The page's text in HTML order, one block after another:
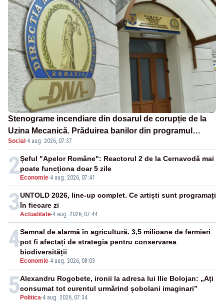
Stenograme incendiare din dosarul de corupție de la
Uzina Mecanică. Prăduirea banilor din programul
SAFE, interceptată de DNA
Social ·4 aug. 2026, 07:37
2 Economie-4 aug. 2026, 07:41
Șeful "Apelor Române": Reactorul 2 de la Cernavodă mai
poate funcționa doar 5 zile
3Actualitate-4 aug. 2026, 07:44
UNTOLD 2026, line-up complet. Ce artiști sunt programați
în fiecare zi
4
Economie-4 aug. 2026, 08:03
Semnal de alarmă în agricultură. 3,5 milioane de fermieri
pot fi afectați de strategia pentru conservarea
biodiversității
5 Politica-4 aug. 2026, 07:34
Alexandru Rogobete, ironii la adresa lui Ilie Bolojan: „Ați
consumat tot curentul urmărind șobolani imaginari”